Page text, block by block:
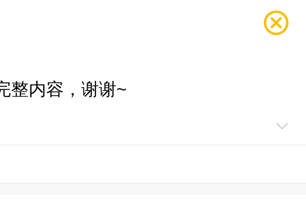
整内容，谢谢~